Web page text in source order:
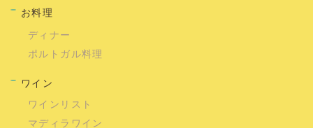
お料理
ディナー
ポルトガル料理
ワイン
ワインリスト
マディラワイン